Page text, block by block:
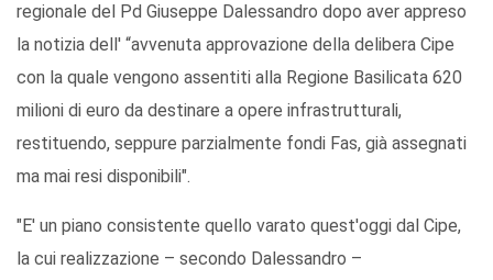
regionale del Pd Giuseppe Dalessandro dopo aver appreso
la notizia dell' “avvenuta approvazione della delibera Cipe
con la quale vengono assentiti alla Regione Basilicata 620
milioni di euro da destinare a opere infrastrutturali,
restituendo, seppure parzialmente fondi Fas, già assegnati
ma mai resi disponibili".
"E' un piano consistente quello varato quest'oggi dal Cipe,
la cui realizzazione – secondo Dalessandro –